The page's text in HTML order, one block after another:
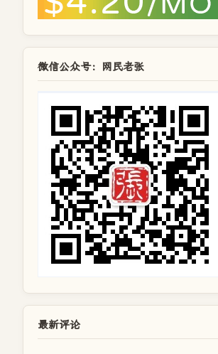
微信公众号：网民老张
最新评论